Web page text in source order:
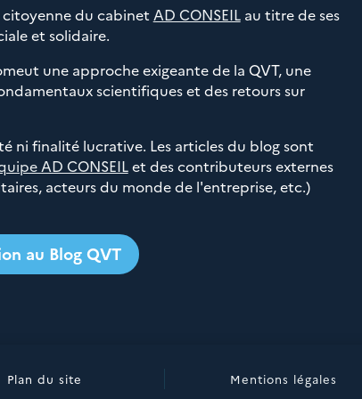
citoyenne du cabinet AD CONSEILau titre de ses
et solidaire.
une approche exigeante de la QVT, une
scientifiques et des retours sur
ni finalité lucrative. Les articles du blog sont
AD CONSEILet des contributeurs externes
acteurs du monde de l'entreprise, etc.)
au Blog QVT
Plan du site Mentions légales